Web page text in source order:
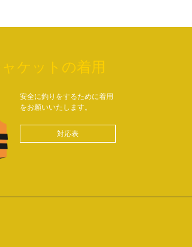
ケットの着用
安全に釣りをするために着用
をお願いいたします。
対応表